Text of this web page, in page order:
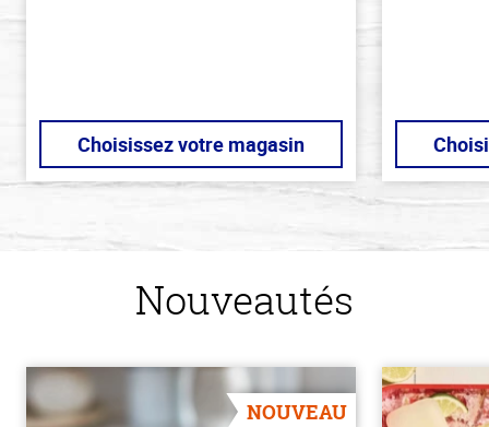
Choisissez votre magasin
Nouveautés
NOUVEAU